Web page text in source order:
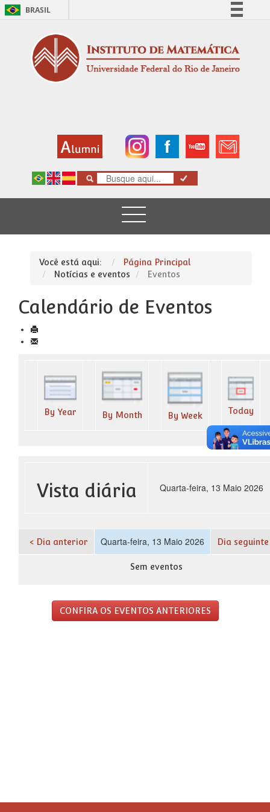
BRASIL
Comunica BR
Participe
Você está aqui:
Página Principal
Notícias e eventos
Eventos
Calendário de Eventos
By Year By Month By Week
Today
Vista diária Quarta-feira, 13 Maio 2026
< Dia anterior Quarta-feira, 13 Maio 2026 Dia seguinte
Sem eventos
CONFIRA OS EVENTOS ANTERIORES